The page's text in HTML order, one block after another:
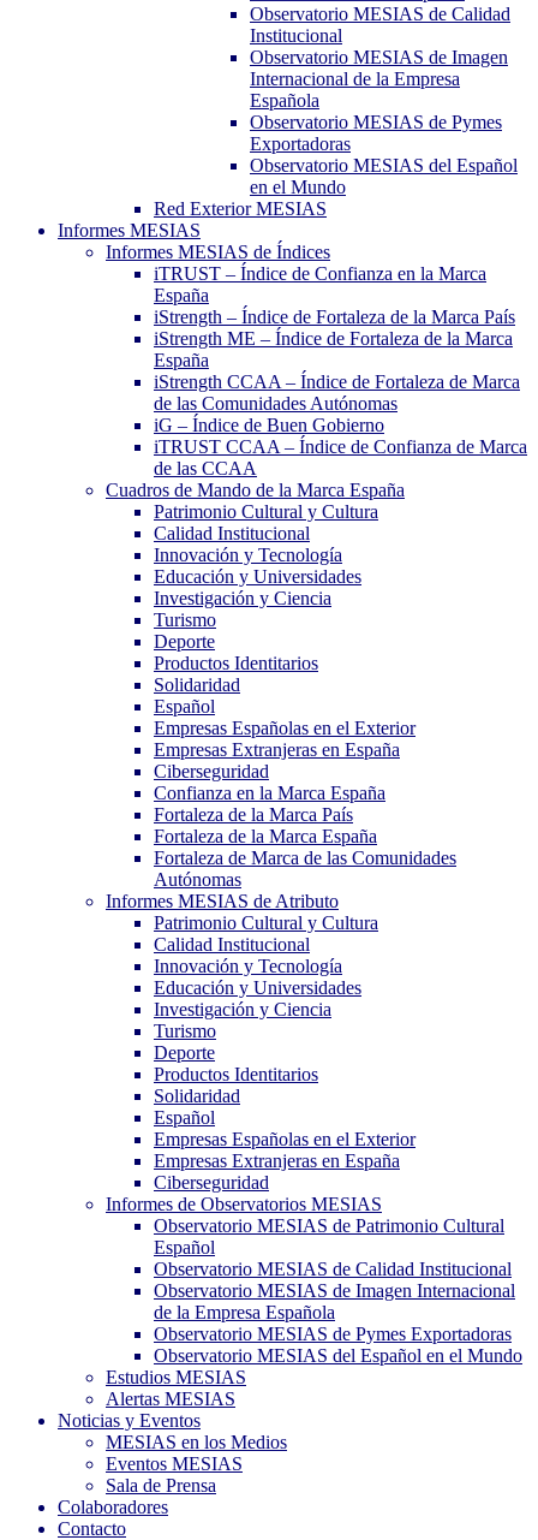
Observatorio MESIAS de Calidad
Institucional
Observatorio MESIAS de Imagen
Internacional de la Empresa
Española
Observatorio MESIAS de Pymes
Exportadoras
Observatorio MESIAS del Español
en el Mundo
Red Exterior MESIAS
Informes MESIAS
Informes MESIAS de Índices
iTRUST – Índice de Confianza en la Marca
España
iStrength – Índice de Fortaleza de la Marca País
iStrength ME – Índice de Fortaleza de la Marca
España
iStrength CCAA – Índice de Fortaleza de Marca
de las Comunidades Autónomas
iG – Índice de Buen Gobierno
iTRUST CCAA – Índice de Confianza de Marca
de las CCAA
Cuadros de Mando de la Marca España
Patrimonio Cultural y Cultura
Calidad Institucional
Innovación y Tecnología
Educación y Universidades
Investigación y Ciencia
Turismo
Deporte
Productos Identitarios
Solidaridad
Español
Empresas Españolas en el Exterior
Empresas Extranjeras en España
Ciberseguridad
Confianza en la Marca España
Fortaleza de la Marca País
Fortaleza de la Marca España
Fortaleza de Marca de las Comunidades
Autónomas
Informes MESIAS de Atributo
Patrimonio Cultural y Cultura
Calidad Institucional
Innovación y Tecnología
Educación y Universidades
Investigación y Ciencia
Turismo
Deporte
Productos Identitarios
Solidaridad
Español
Empresas Españolas en el Exterior
Empresas Extranjeras en España
Ciberseguridad
Informes de Observatorios MESIAS
Observatorio MESIAS de Patrimonio Cultural
Español
Observatorio MESIAS de Calidad Institucional
Observatorio MESIAS de Imagen Internacional
de la Empresa Española
Observatorio MESIAS de Pymes Exportadoras
Observatorio MESIAS del Español en el Mundo
Estudios MESIAS
Alertas MESIAS
Noticias y Eventos
MESIAS en los Medios
Eventos MESIAS
Sala de Prensa
Colaboradores
Contacto